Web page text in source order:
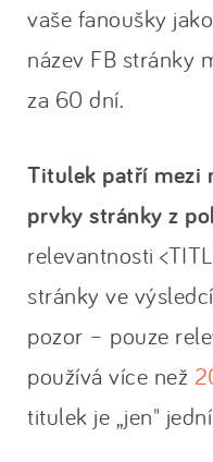
vaše fanoušky
název FB stránky
za 60 dní.
Titulek patří mezi
prvky stránky z
relevantnosti
stránky ve
pozor – pouze
používá více než
titulek je „jen"